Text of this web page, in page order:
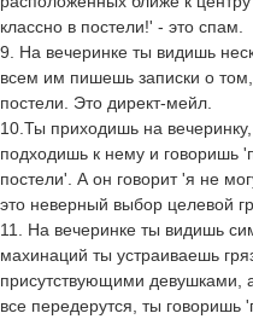
классно в постели!' - это спам.
9. На вечеринке ты видишь
всем им пишешь записки о том,
постели. Это директ-мейл.
10.Ты приходишь на
подходишь к нему и говоришь
постели'. А он говорит 'я не
это неверный выбор целевой
11. На вечеринке ты видишь
махинаций ты устраиваешь
присутствующими девушками,
все передерутся, ты говоришь